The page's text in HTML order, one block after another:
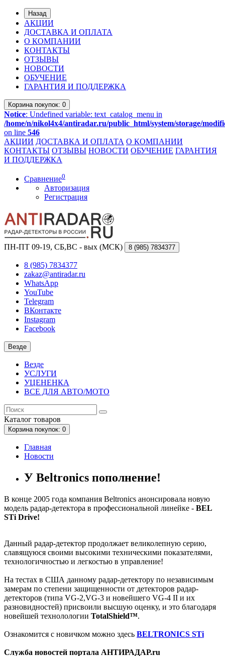
Назад
АКЦИИ
ДОСТАВКА И ОПЛАТА
О КОМПАНИИ
КОНТАКТЫ
ОТЗЫВЫ
НОВОСТИ
ОБУЧЕНИЕ
ГАРАНТИЯ И ПОДДЕРЖКА
Корзинапокупок: 0
Notice: Undefined variable: text_catalog_menu in
/home/n/nikol4x4/antiradar.ru/public_html/system/storage/
on line 546
АКЦИИ ДОСТАВКА И ОПЛАТА О КОМПАНИИ
КОНТАКТЫ ОТЗЫВЫ НОВОСТИ ОБУЧЕНИЕ ГАРАНТИЯ
И ПОДДЕРЖКА
Сравнение0
Авторизация
Регистрация
ПН-ПТ 09-19, СБ,ВС - вых (МСК) 8 (985) 7834377
8 (985) 7834377
zakaz@antiradar.ru
WhatsApp
YouTube
Telegram
ВКонтакте
Instagram
Facebook
Везде
Везде
УСЛУГИ
УЦЕНЕНКА
ВСЕ ДЛЯ АВТО/МОТО
Каталог товаров
Корзинапокупок: 0
Главная
Новости
У Beltronics пополнение!
В конце 2005 года компания Beltronics анонсировала новую
модель радар-детектора в профессиональной линейке - BEL
STi Drive!
Данный радар-детектор продолжает великолепную серию,
славящуюся своими высокими техническими показателями,
технологичностью и легкостью в управление!
На тестах в США данному радар-детектору по независимым
замерам по степени защищенности от детекторов радар-
детекторов (типа VG-2,VG-3 и новейшего VG-4 II и их
разновидностей) присвоили высшую оценку, и это благодаря
новейшей технолологии TotalShield™.
Ознакомится с новичком можно здесь BELTRONICS STi
Служба новостей портала АНТИРАДАР.ru